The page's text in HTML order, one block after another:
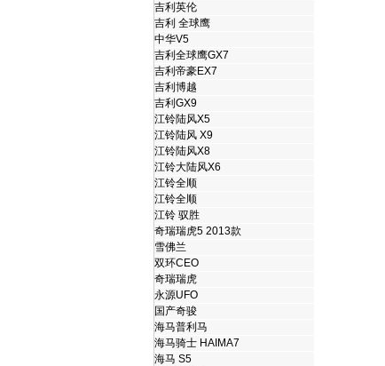
吉利英伦
吉利 全球鹰
中华V5
吉利全球鹰GX7
吉利帝豪EX7
吉利博越
吉利GX9
江铃陆风X5
江铃陆风 X9
江铃陆风X8
江铃大陆风X6
江铃全顺
江铃全顺
江铃 驭胜
奇瑞瑞虎5 2013款
雪佛兰
双环CEO
奇瑞瑞虎
永源UFO
国产奇骏
海马普利马
海马骑士 HAIMA7
海马 S5